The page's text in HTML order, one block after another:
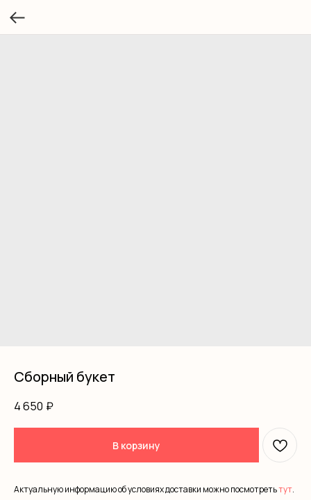
Сборный букет
4 650 ₽
В корзину
Актуальную информацию об условиях доставки можно посмотретьтут.